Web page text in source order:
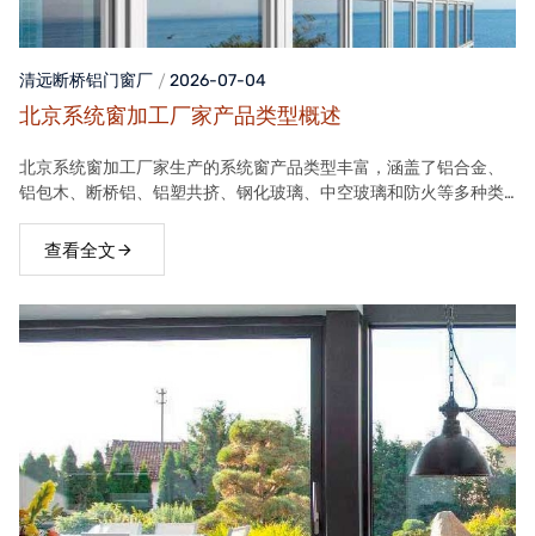
清远断桥铝门窗厂 2026-07-04
北京系统窗加工厂家产品类型概述
北京系统窗加工厂家生产的系统窗产品类型丰富，涵盖了铝合金、
铝包木、断桥铝、铝塑共挤、钢化玻璃、中空玻璃和防火等多种类
满足不同客户的需求。
查看全文